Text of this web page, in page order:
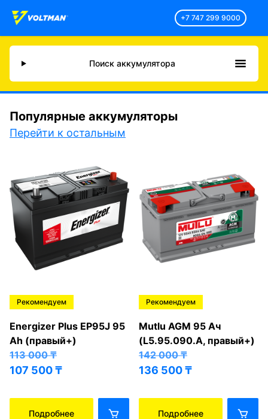
+7 747 299 9000
Поиск аккумулятора
Популярные аккумуляторы
Перейти к остальным
Рекомендуем
Energizer Plus EP95J 95
Ah (правый+)
113 000₸
107 500₸
Подробнее
Рекомендуем
Mutlu AGM 95 Ач
(L5.95.090.A, правый+)
142 000₸
136 500₸
Подробнее